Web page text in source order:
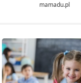
mamadu.pl